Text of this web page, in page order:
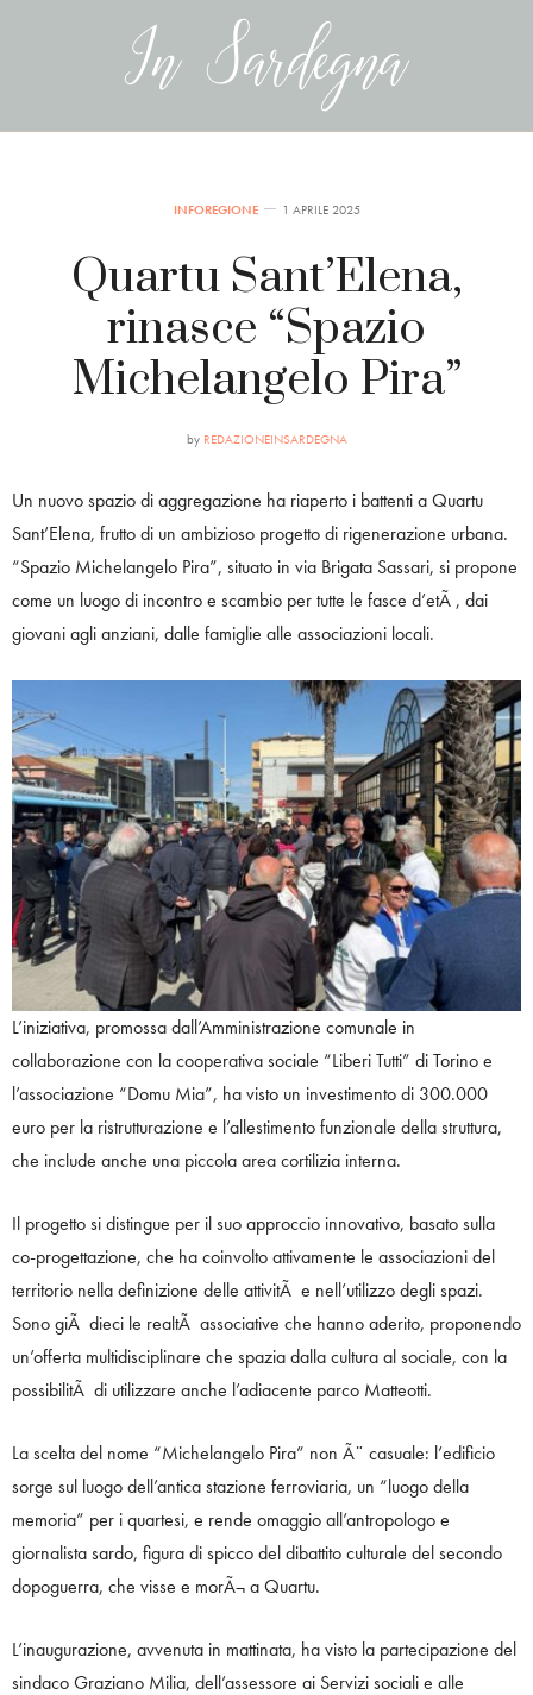
INFOREGIONE 1 APRILE 2025
Quartu Sant’Elena,
rinasce “Spazio
Michelangelo Pira”
by REDAZIONEINSARDEGNA
Un nuovo spazio di aggregazione ha riaperto i battenti a Quartu
Sant’Elena, frutto di un ambizioso progetto di rigenerazione urbana.
“Spazio Michelangelo Pira”, situato in via Brigata Sassari, si propone
come un luogo di incontro e scambio per tutte le fasce d’etÃ , dai
giovani agli anziani, dalle famiglie alle associazioni locali.
L’iniziativa, promossa dall’Amministrazione comunale in
collaborazione con la cooperativa sociale “Liberi Tutti” di Torino e
l’associazione “Domu Mia”, ha visto un investimento di 300.000
euro per la ristrutturazione e l’allestimento funzionale della struttura,
che include anche una piccola area cortilizia interna.
Il progetto si distingue per il suo approccio innovativo, basato sulla
co-progettazione, che ha coinvolto attivamente le associazioni del
territorio nella definizione delle attivitÃ e nell’utilizzo degli spazi.
Sono giÃ dieci le realtÃ associative che hanno aderito, proponendo
un’offerta multidisciplinare che spazia dalla cultura al sociale, con la
possibilitÃ di utilizzare anche l’adiacente parco Matteotti.
La scelta del nome “Michelangelo Pira” non Ã¨ casuale: l’edificio
sorge sul luogo dell’antica stazione ferroviaria, un “luogo della
memoria” per i quartesi, e rende omaggio all’antropologo e
giornalista sardo, figura di spicco del dibattito culturale del secondo
dopoguerra, che visse e morÃ¬ a Quartu.
L’inaugurazione, avvenuta in mattinata, ha visto la partecipazione del
sindaco Graziano Milia, dell’assessore ai Servizi sociali e alle